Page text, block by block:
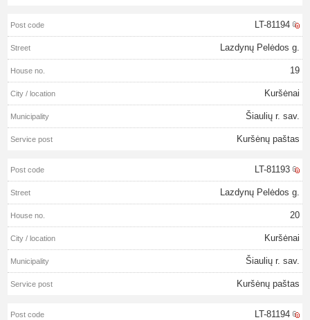
LT-81194
Lazdynų Pelėdos g.
19
Kuršėnai
Šiaulių r. sav.
Kuršėnų paštas
LT-81193
Lazdynų Pelėdos g.
20
Kuršėnai
Šiaulių r. sav.
Kuršėnų paštas
LT-81194